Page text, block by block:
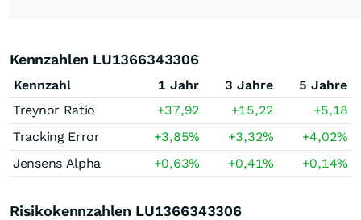
Kennzahlen LU1366343306
Kennzahl 1 Jahr 3 Jahre
5 Jahre
Treynor Ratio
+37,92 +15,22
+5,18
Tracking Error
+3,85% +3,32% +4,02%
Jensens Alpha
+0,63% +0,41% +0,14%
Risikokennzahlen LU1366343306